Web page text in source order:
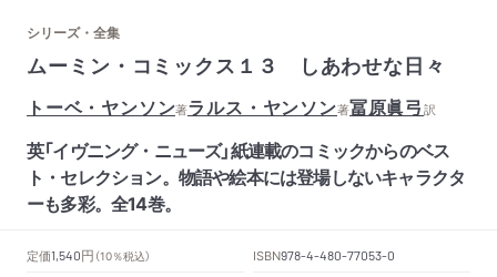
シリーズ・全集
ムーミン・コミックス１３ しあわせな日々
トーベ・ヤンソン著ラルス・ヤンソン著冨原眞弓訳
英「イヴニング・ニューズ」紙連載のコミックからのベス
ト・セレクション。物語や絵本には登場しないキャラクタ
ーも多彩。全14巻。
定価1,540円 （10％税込） ISBN978-4-480-77053-0